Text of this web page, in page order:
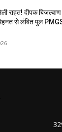
राहत! दीपक
मेहनत से लंबित पुल